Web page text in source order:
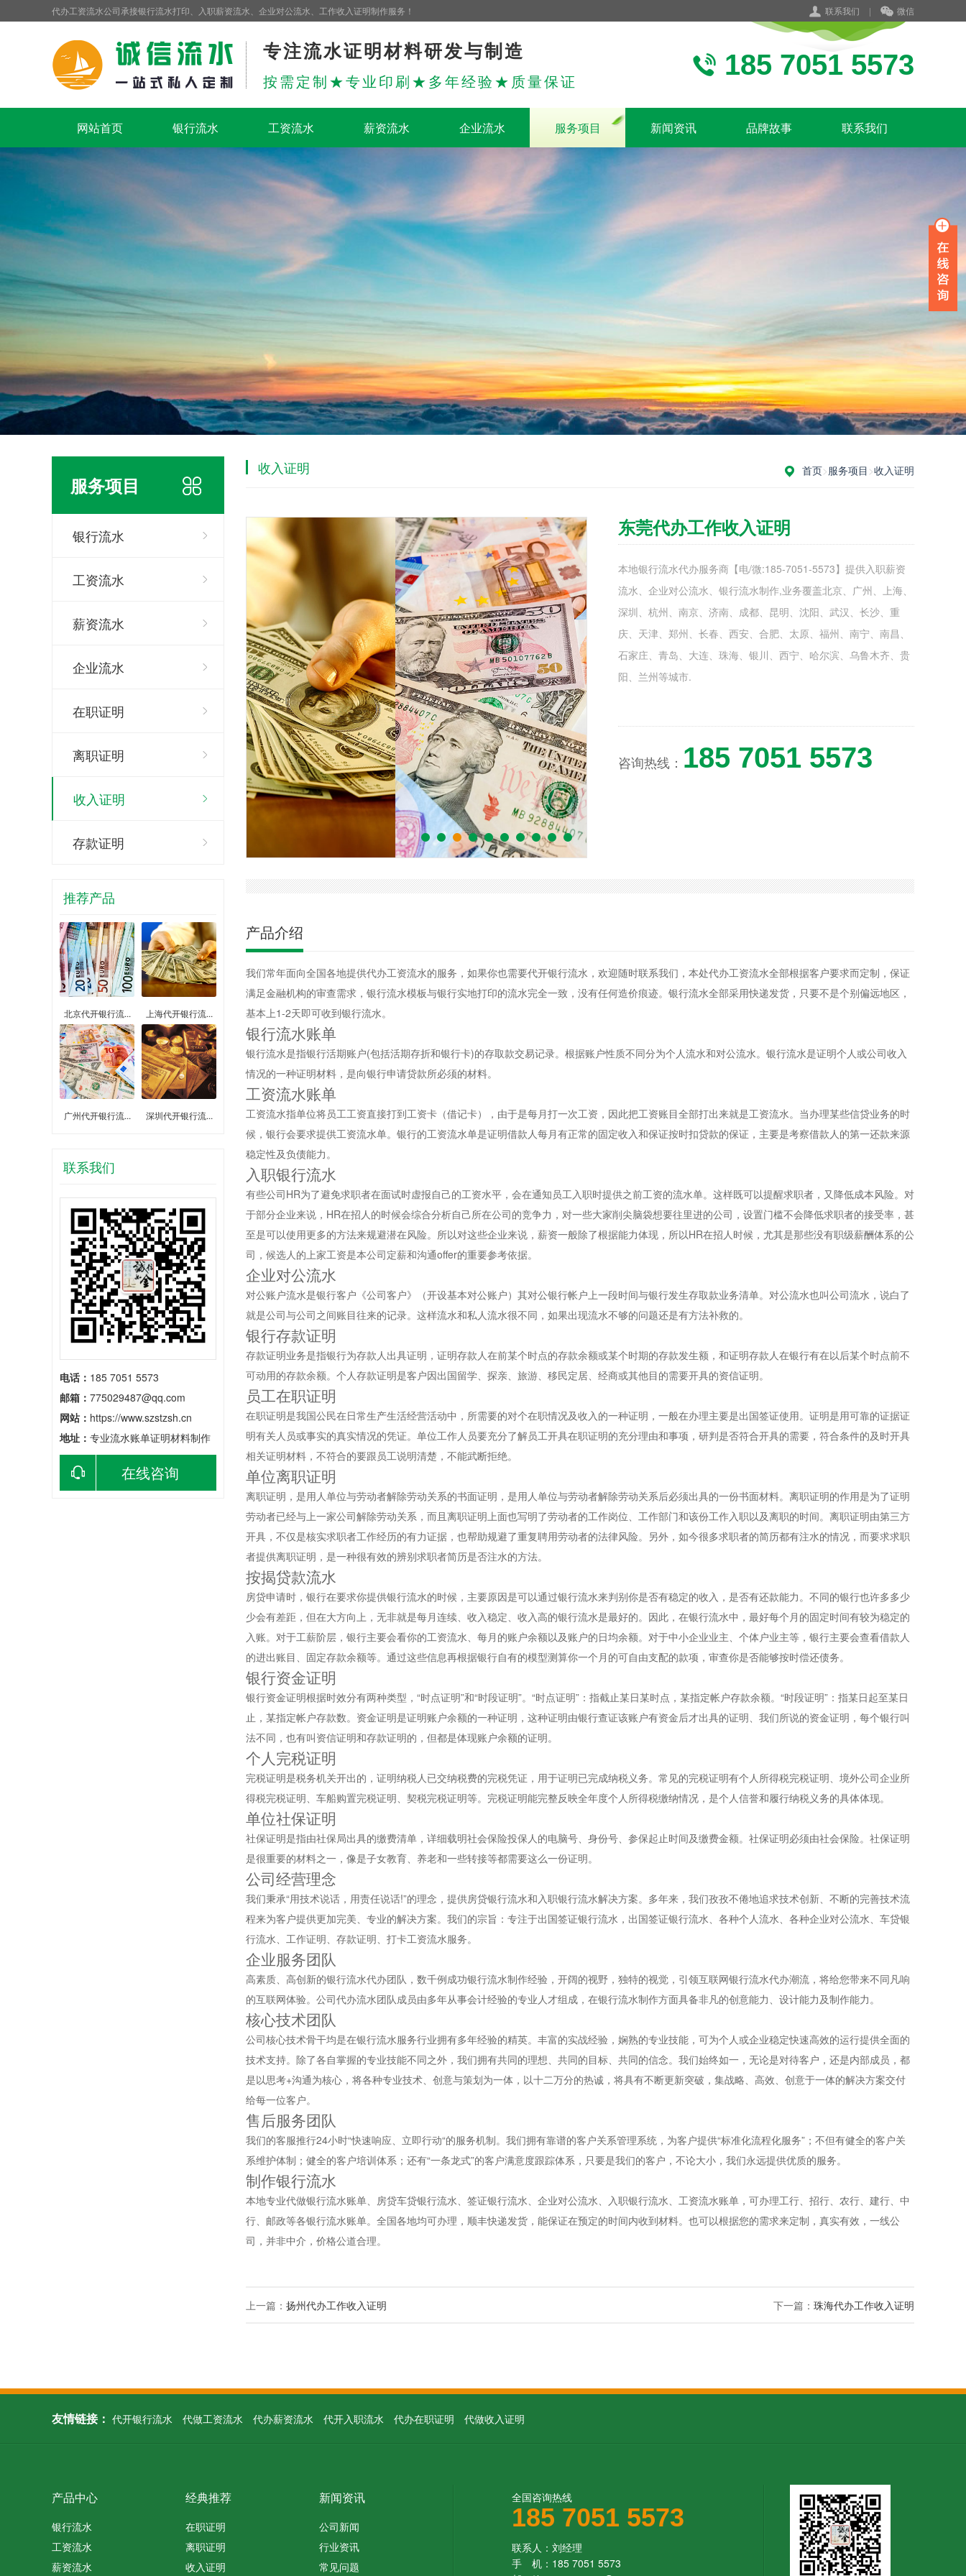
联系我们 | 微信
代办工资流水公司承接银行流水打印、入职薪资流水、企业对公流水、工作收入证明制作服务！
专注流水证明材料研发与制造
按需定制★专业印刷★多年经验★质量保证
185 7051 5573
网站首页 银行流水 工资流水 薪资流水 企业流水 服务项目 新闻资讯 品牌故事 联系我们
服务项目
银行流水
工资流水
薪资流水
企业流水
在职证明
离职证明
收入证明
存款证明
推荐产品
北京代开银行流... 上海代开银行流...
广州代开银行流... 深圳代开银行流...
联系我们
电话： 185 7051 5573
邮箱： 775029487@qq.com
网站： https://www.szstzsh.cn
地址： 专业流水账单证明材料制作
在线咨询
首页>服务项目 >收入证明
收入证明
东莞代办工作收入证明
本地银行流水代办服务商【电/微:185-7051-5573】提供入职薪资
流水、企业对公流水、银行流水制作,业务覆盖北京、广州、上海、
深圳、杭州、南京、济南、成都、昆明、沈阳、武汉、长沙、重
庆、天津、郑州、长春、西安、合肥、太原、福州、南宁、南昌、
石家庄、青岛、大连、珠海、银川、西宁、哈尔滨、乌鲁木齐、贵
阳、兰州等城市.
咨询热线： 185 7051 5573
产品介绍
我们常年面向全国各地提供代办工资流水的服务，如果你也需要代开银行流水，欢迎随时联系我们，本处代办工资流水全部根据客户要求而定制，保证
满足金融机构的审查需求，银行流水模板与银行实地打印的流水完全一致，没有任何造价痕迹。银行流水全部采用快递发货，只要不是个别偏远地区，
基本上1-2天即可收到银行流水。
银行流水账单
银行流水是指银行活期账户(包括活期存折和银行卡)的存取款交易记录。根据账户性质不同分为个人流水和对公流水。银行流水是证明个人或公司收入
情况的一种证明材料，是向银行申请贷款所必须的材料。
工资流水账单
工资流水指单位将员工工资直接打到工资卡（借记卡），由于是每月打一次工资，因此把工资账目全部打出来就是工资流水。当办理某些信贷业务的时
候，银行会要求提供工资流水单。银行的工资流水单是证明借款人每月有正常的固定收入和保证按时扣贷款的保证，主要是考察借款人的第一还款来源
稳定性及负债能力。
入职银行流水
有些公司HR为了避免求职者在面试时虚报自己的工资水平，会在通知员工入职时提供之前工资的流水单。这样既可以提醒求职者，又降低成本风险。对
于部分企业来说，HR在招人的时候会综合分析自己所在公司的竞争力，对一些大家削尖脑袋想要往里进的公司，设置门槛不会降低求职者的接受率，甚
至是可以使用更多的方法来规避潜在风险。所以对这些企业来说，薪资一般除了根据能力体现，所以HR在招人时候，尤其是那些没有职级薪酬体系的公
司，候选人的上家工资是本公司定薪和沟通offer的重要参考依据。
企业对公流水
对公账户流水是银行客户《公司客户》（开设基本对公账户）其对公银行帐户上一段时间与银行发生存取款业务清单。对公流水也叫公司流水，说白了
就是公司与公司之间账目往来的记录。这样流水和私人流水很不同，如果出现流水不够的问题还是有方法补救的。
银行存款证明
存款证明业务是指银行为存款人出具证明，证明存款人在前某个时点的存款余额或某个时期的存款发生额，和证明存款人在银行有在以后某个时点前不
可动用的存款余额。个人存款证明是客户因出国留学、探亲、旅游、移民定居、经商或其他目的需要开具的资信证明。
员工在职证明
在职证明是我国公民在日常生产生活经营活动中，所需要的对个在职情况及收入的一种证明，一般在办理主要是出国签证使用。证明是用可靠的证据证
明有关人员或事实的真实情况的凭证。单位工作人员要充分了解员工开具在职证明的充分理由和事项，研判是否符合开具的需要，符合条件的及时开具
相关证明材料，不符合的要跟员工说明清楚，不能武断拒绝。
单位离职证明
离职证明，是用人单位与劳动者解除劳动关系的书面证明，是用人单位与劳动者解除劳动关系后必须出具的一份书面材料。离职证明的作用是为了证明
劳动者已经与上一家公司解除劳动关系，而且离职证明上面也写明了劳动者的工作岗位、工作部门和该份工作入职以及离职的时间。离职证明由第三方
开具，不仅是核实求职者工作经历的有力证据，也帮助规避了重复聘用劳动者的法律风险。另外，如今很多求职者的简历都有注水的情况，而要求求职
者提供离职证明，是一种很有效的辨别求职者简历是否注水的方法。
按揭贷款流水
房贷申请时，银行在要求你提供银行流水的时候，主要原因是可以通过银行流水来判别你是否有稳定的收入，是否有还款能力。不同的银行也许多多少
少会有差距，但在大方向上，无非就是每月连续、收入稳定、收入高的银行流水是最好的。因此，在银行流水中，最好每个月的固定时间有较为稳定的
入账。对于工薪阶层，银行主要会看你的工资流水、每月的账户余额以及账户的日均余额。对于中小企业业主、个体户业主等，银行主要会查看借款人
的进出账目、固定存款余额等。通过这些信息再根据银行自有的模型测算你一个月的可自由支配的款项，审查你是否能够按时偿还债务。
银行资金证明
银行资金证明根据时效分有两种类型，“时点证明”和“时段证明”。“时点证明”：指截止某日某时点，某指定帐户存款余额。“时段证明”：指某日起至某日
止，某指定帐户存款数。资金证明是证明账户余额的一种证明，这种证明由银行查证该账户有资金后才出具的证明、我们所说的资金证明，每个银行叫
法不同，也有叫资信证明和存款证明的，但都是体现账户余额的证明。
个人完税证明
完税证明是税务机关开出的，证明纳税人已交纳税费的完税凭证，用于证明已完成纳税义务。常见的完税证明有个人所得税完税证明、境外公司企业所
得税完税证明、车船购置完税证明、契税完税证明等。完税证明能完整反映全年度个人所得税缴纳情况，是个人信誉和履行纳税义务的具体体现。
单位社保证明
社保证明是指由社保局出具的缴费清单，详细载明社会保险投保人的电脑号、身份号、参保起止时间及缴费金额。社保证明必须由社会保险。社保证明
是很重要的材料之一，像是子女教育、养老和一些转接等都需要这么一份证明。
公司经营理念
我们秉承“用技术说话，用责任说话!”的理念，提供房贷银行流水和入职银行流水解决方案。多年来，我们孜孜不倦地追求技术创新、不断的完善技术流
程来为客户提供更加完美、专业的解决方案。我们的宗旨：专注于出国签证银行流水，出国签证银行流水、各种个人流水、各种企业对公流水、车贷银
行流水、工作证明、存款证明、打卡工资流水服务。
企业服务团队
高素质、高创新的银行流水代办团队，数千例成功银行流水制作经验，开阔的视野，独特的视觉，引领互联网银行流水代办潮流，将给您带来不同凡响
的互联网体验。公司代办流水团队成员由多年从事会计经验的专业人才组成，在银行流水制作方面具备非凡的创意能力、设计能力及制作能力。
核心技术团队
公司核心技术骨干均是在银行流水服务行业拥有多年经验的精英。丰富的实战经验，娴熟的专业技能，可为个人或企业稳定快速高效的运行提供全面的
技术支持。除了各自掌握的专业技能不同之外，我们拥有共同的理想、共同的目标、共同的信念。我们始终如一，无论是对待客户，还是内部成员，都
是以思考+沟通为核心，将各种专业技术、创意与策划为一体，以十二万分的热诚，将具有不断更新突破，集战略、高效、创意于一体的解决方案交付
给每一位客户。
售后服务团队
我们的客服推行24小时“快速响应、立即行动“的服务机制。我们拥有靠谱的客户关系管理系统，为客户提供“标准化流程化服务”；不但有健全的客户关
系维护体制；健全的客户培训体系；还有“一条龙式”的客户满意度跟踪体系，只要是我们的客户，不论大小，我们永远提供优质的服务。
制作银行流水
本地专业代做银行流水账单、房贷车贷银行流水、签证银行流水、企业对公流水、入职银行流水、工资流水账单，可办理工行、招行、农行、建行、中
行、邮政等各银行流水账单。全国各地均可办理，顺丰快递发货，能保证在预定的时间内收到材料。也可以根据您的需求来定制，真实有效，一线公
司，并非中介，价格公道合理。
上一篇： 扬州代办工作收入证明 下一篇： 珠海代办工作收入证明
友情链接： 代开银行流水 代做工资流水 代办薪资流水 代开入职流水 代办在职证明 代做收入证明
产品中心
银行流水
工资流水
薪资流水
经典推荐
在职证明
离职证明
收入证明
新闻资讯
公司新闻
行业资讯
常见问题
全国咨询热线
185 7051 5573
联系人：刘经理
手 机：185 7051 5573